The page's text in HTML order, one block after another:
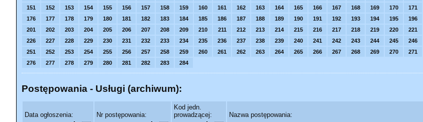
151
152 153 154 155 156 157 158 159 160 161 162 163 164 165 166 167 168 169 170 171
176
177 178 179 180 181 182 183 184 185 186 187 188 189 190 191 192 193 194 195 196
201
202 203 204 205 206 207 208 209 210 211 212 213 214 215 216 217 218 219 220 221
226
227 228 229 230 231 232 233 234 235 236 237 238 239 240 241 242 243 244 245 246
251
252 253 254 255 256 257 258 259 260 261 262 263 264 265 266 267 268 269 270 271
276
277 278 279 280 281 282 283 284
Postępowania - Usługi (archiwum):
Data ogłoszenia: Nr postępowania:
Kod jedn.
prowadzącej:
Nazwa postępowania: